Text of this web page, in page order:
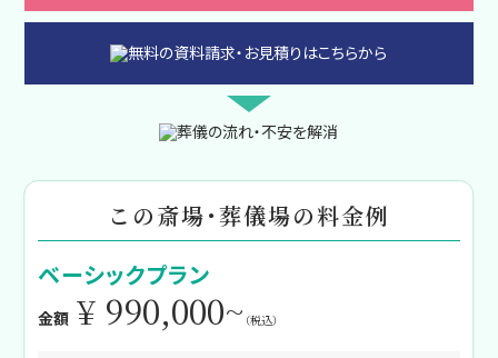
この斎場・葬儀場の料金例
ベーシックプラン
金額 ¥ 990,000~ （税込）